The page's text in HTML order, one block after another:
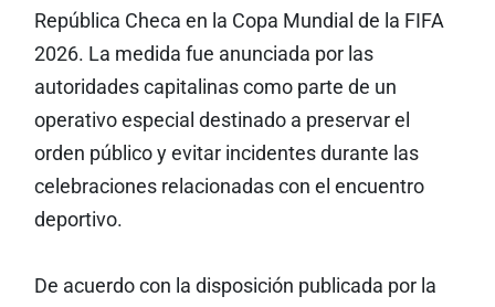
República Checa en la Copa Mundial de la FIFA
2026. La medida fue anunciada por las
autoridades capitalinas como parte de un
operativo especial destinado a preservar el
orden público y evitar incidentes durante las
celebraciones relacionadas con el encuentro
deportivo.
De acuerdo con la disposición publicada por la